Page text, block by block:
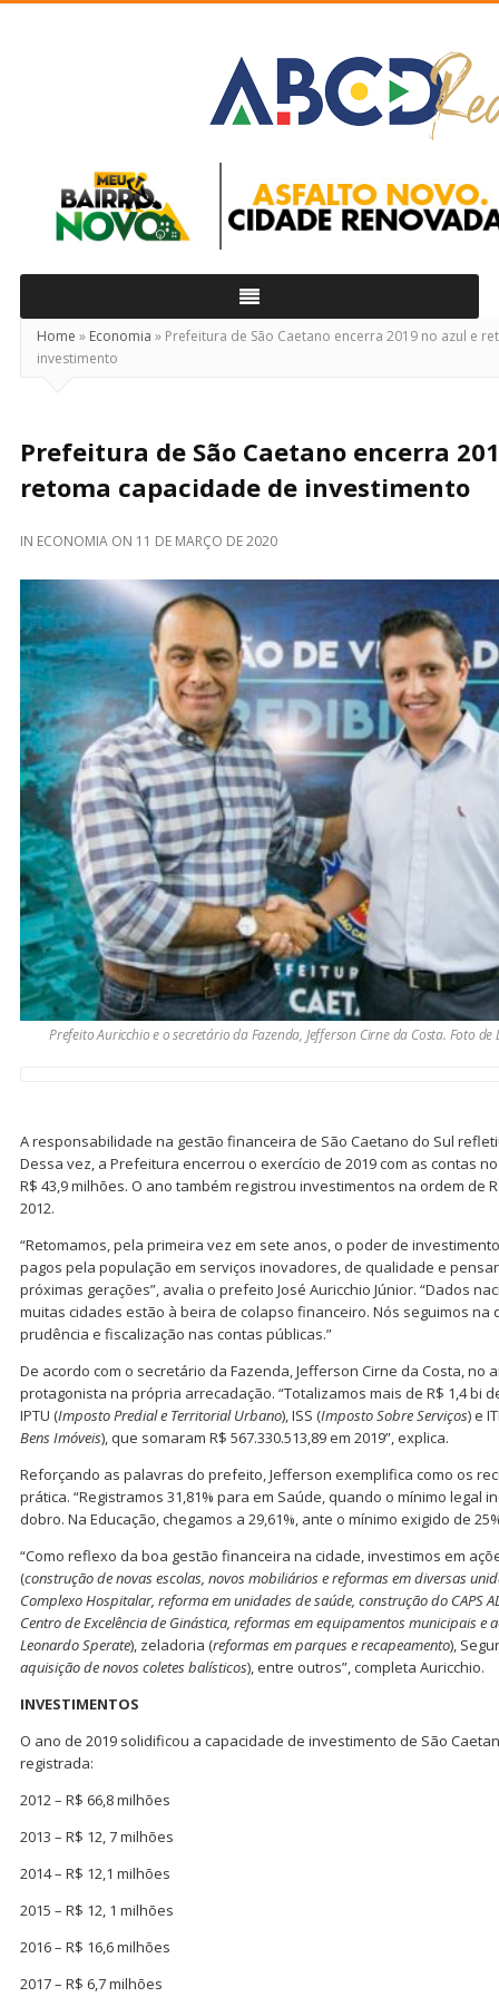
Real
Home » Economia » Prefeitura de São Caetano encerra 2019 no azul e
investimento
Prefeitura de São Caetano encerra
retoma capacidade de investimento
IN ECONOMIA ON 11 DE MARÇO DE 2020
Prefeito Auricchio e o secretário da Fazenda, Jefferson Cirne da Costa. Foto de
A responsabilidade na gestão financeira de São Caetano do Sul
Dessa vez, a Prefeitura encerrou o exercício de 2019 com as contas
R$ 43,9 milhões. O ano também registrou investimentos na ordem de
2012.
“Retomamos, pela primeira vez em sete anos, o poder de
pagos pela população em serviços inovadores, de qualidade e
próximas gerações”, avalia o prefeito José Auricchio Júnior. “Dados
muitas cidades estão à beira de colapso financeiro. Nós seguimos na
prudência e fiscalização nas contas públicas.”
De acordo com o secretário da Fazenda, Jefferson Cirne da Costa, no
protagonista na própria arrecadação. “Totalizamos mais de R$ 1,4 bi
IPTU (Imposto Predial e Territorial Urbano), ISS (Imposto Sobre Serviços) e
Bens Imóveis), que somaram R$ 567.330.513,89 em 2019”, explica.
Reforçando as palavras do prefeito, Jefferson exemplifica como os
prática. “Registramos 31,81% para em Saúde, quando o mínimo legal
dobro. Na Educação, chegamos a 29,61%, ante o mínimo exigido de
“Como reflexo da boa gestão financeira na cidade, investimos em
(construção de novas escolas, novos mobiliários e reformas em diversas
Complexo Hospitalar, reforma em unidades de saúde, construção do CAPS
Centro de Excelência de Ginástica, reformas em equipamentos municipais e
Leonardo Sperate), zeladoria (reformas em parques e recapeamento),
aquisição de novos coletes balísticos), entre outros”, completa Auricchio.
INVESTIMENTOS
O ano de 2019 solidificou a capacidade de investimento de São
registrada:
2012 – R$ 66,8 milhões
2013 – R$ 12, 7 milhões
2014 – R$ 12,1 milhões
2015 – R$ 12, 1 milhões
2016 – R$ 16,6 milhões
2017 – R$ 6,7 milhões